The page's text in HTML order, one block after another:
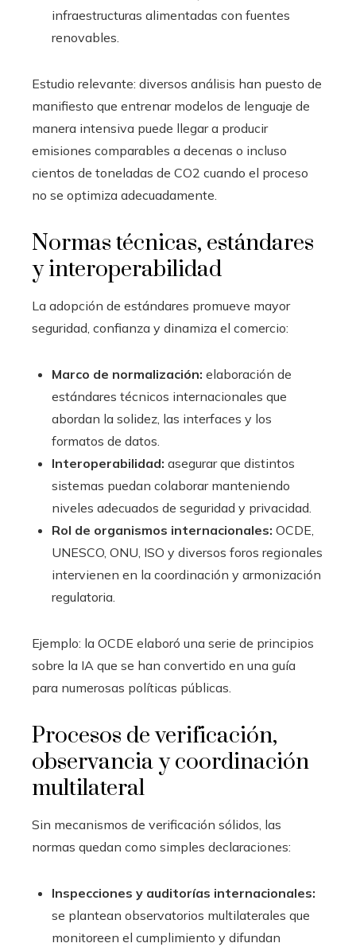
infraestructuras alimentadas con fuentes
renovables.
Estudio relevante: diversos análisis han puesto de
manifiesto que entrenar modelos de lenguaje de
manera intensiva puede llegar a producir
emisiones comparables a decenas o incluso
cientos de toneladas de CO2 cuando el proceso
no se optimiza adecuadamente.
Normas técnicas, estándares
y interoperabilidad
La adopción de estándares promueve mayor
seguridad, confianza y dinamiza el comercio:
Marco de normalización: elaboración de
estándares técnicos internacionales que
abordan la solidez, las interfaces y los
formatos de datos.
Interoperabilidad: asegurar que distintos
sistemas puedan colaborar manteniendo
niveles adecuados de seguridad y privacidad.
Rol de organismos internacionales: OCDE,
UNESCO, ONU, ISO y diversos foros regionales
intervienen en la coordinación y armonización
regulatoria.
Ejemplo: la OCDE elaboró una serie de principios
sobre la IA que se han convertido en una guía
para numerosas políticas públicas.
Procesos de verificación,
observancia y coordinación
multilateral
Sin mecanismos de verificación sólidos, las
normas quedan como simples declaraciones:
Inspecciones y auditorías internacionales:
se plantean observatorios multilaterales que
monitoreen el cumplimiento y difundan